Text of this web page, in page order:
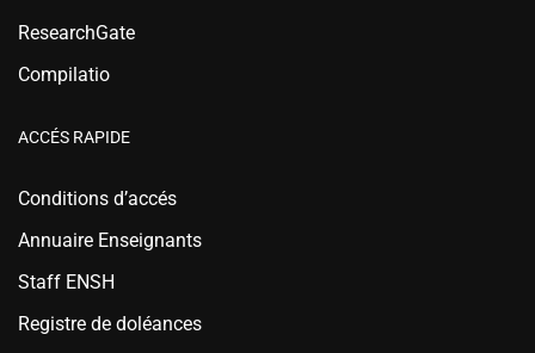
ResearchGate
Compilatio
ACCÉS RAPIDE
Conditions d’accés
Annuaire Enseignants
Staff ENSH
Registre de doléances